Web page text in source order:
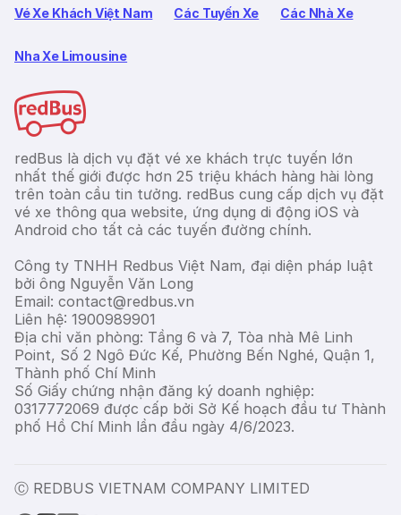
Vé Xe Khách Việt Nam Các Tuyến Xe Các Nhà Xe
Nha Xe Limousine
redBus là dịch vụ đặt vé xe khách trực tuyến lớn
nhất thế giới được hơn 25 triệu khách hàng hài lòng
trên toàn cầu tin tưởng. redBus cung cấp dịch vụ đặt
vé xe thông qua website, ứng dụng di động iOS và
Android cho tất cả các tuyến đường chính.
Công ty TNHH Redbus Việt Nam, đại diện pháp luật
bởi ông Nguyễn Văn Long
Email: contact@redbus.vn
Liên hệ: 1900989901
Địa chỉ văn phòng: Tầng 6 và 7, Tòa nhà Mê Linh
Point, Số 2 Ngô Đức Kế, Phường Bến Nghé, Quận 1,
Thành phố Chí Minh
Số Giấy chứng nhận đăng ký doanh nghiệp:
0317772069 được cấp bởi Sở Kế hoạch đầu tư Thành
phố Hồ Chí Minh lần đầu ngày 4/6/2023.
Ⓒ REDBUS VIETNAM COMPANY LIMITED